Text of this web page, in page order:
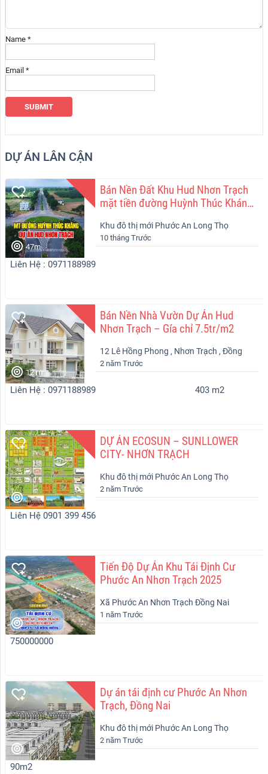
Name *
Email *
DỰ ÁN LÂN CẬN
47m
Bán Nền Đất Khu Hud Nhơn Trạch
mặt tiền đường Huỳnh Thúc Kháng
Khu đô thị mới Phước An Long Thọ
Nhơn Trạch
10 tháng Trước
Liên Hệ : 0971188989
12 m
Bán Nền Nhà Vườn Dự Án Hud
Nhơn Trạch – Gía chỉ 7.5tr/m2
12 Lê Hồng Phong , Nhơn Trạch , Đồng
Nai
2 năm Trước
Liên Hệ : 0971188989 403 m2
DỰ ÁN ECOSUN – SUNLLOWER
CITY- NHƠN TRẠCH
Khu đô thị mới Phước An Long Thọ
Nhơn Trạch
2 năm Trước
Liên Hệ 0901 399 456
Tiến Độ Dự Án Khu Tái Định Cư
Phước An Nhơn Trạch 2025
Xã Phước An Nhơn Trạch Đồng Nai
1 năm Trước
750000000
Dự án tái định cư Phước An Nhơn
Trạch, Đồng Nai
Khu đô thị mới Phước An Long Thọ
Nhơn Trạch
2 năm Trước
90m2